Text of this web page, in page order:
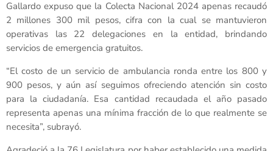
Gallardo expuso que la Colecta Nacional 2024 apenas recaudó
2 millones 300 mil pesos, cifra con la cual se mantuvieron
operativas las 22 delegaciones en la entidad, brindando
servicios de emergencia gratuitos.
“El costo de un servicio de ambulancia ronda entre los 800 y
900 pesos, y aún así seguimos ofreciendo atención sin costo
para la ciudadanía. Esa cantidad recaudada el año pasado
representa apenas una mínima fracción de lo que realmente se
necesita”, subrayó.